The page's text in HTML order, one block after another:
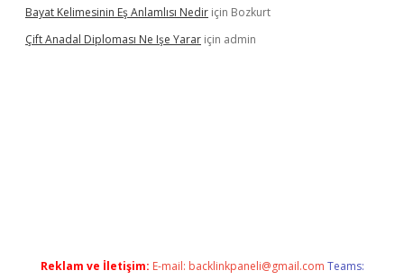
Bayat Kelimesinin Eş Anlamlısı Nedir için Bozkurt
Çift Anadal Diploması Ne Işe Yarar için admin
Reklam ve İletişim: E-mail: backlinkpaneli@gmail.com Teams: